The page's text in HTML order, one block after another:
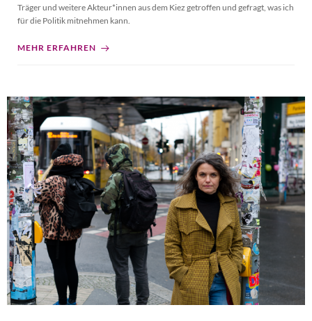
Träger und weitere Akteur*innen aus dem Kiez getroffen und gefragt, was ich
für die Politik mitnehmen kann.
MEHR ERFAHREN